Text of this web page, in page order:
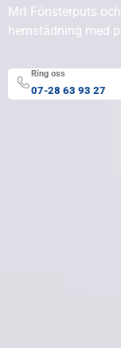
Mrt Fönsterputs
hemstädning med
Ring oss
07-28 63 93 27